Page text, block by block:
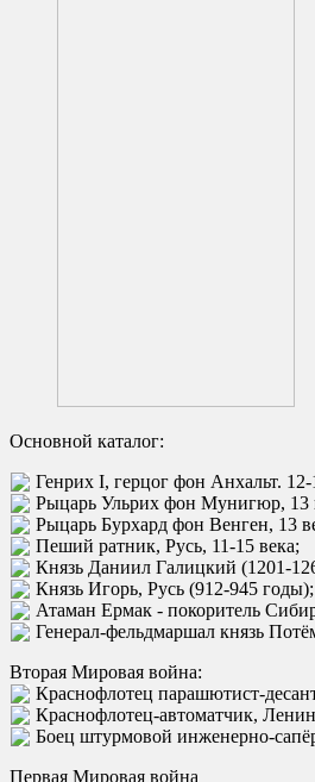
Основной каталог:
Генрих I, герцог фон Анхальт. 12-
Рыцарь Ульрих фон Мунигюр, 13
Рыцарь Бурхард фон Венген, 13
Пеший ратник, Русь, 11-15 века;
Князь Даниил Галицкий (1201-
Князь Игорь, Русь (912-945 годы);
Атаман Ермак - покоритель
Генерал-фельдмаршал князь
Вторая Мировая война:
Краснофлотец парашютист-
Краснофлотец-автоматчик,
Боец штурмовой инженерно-
Первая Мировая война